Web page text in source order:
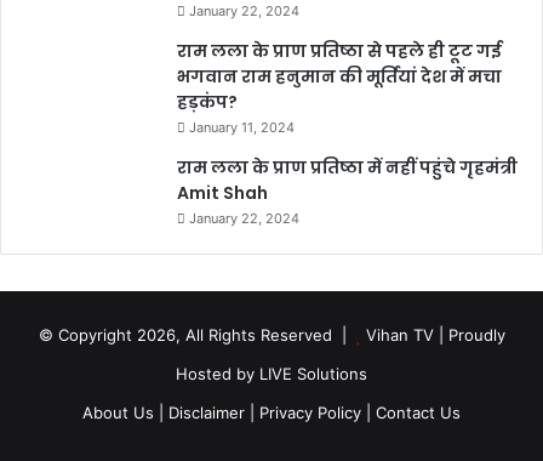
January 22, 2024
राम लला के प्राण प्रतिष्ठा से पहले ही टूट गई
भगवान राम हनुमान की मूर्तियां देश में मचा
हड़कंप?
January 11, 2024
राम लला के प्राण प्रतिष्ठा में नहीं पहुंचे गृहमंत्री
Amit Shah
January 22, 2024
© Copyright 2026, All Rights Reserved | Vihan TV| Proudly
Hosted by LIVE Solutions
About Us |
Disclaimer | Privacy Policy | Contact Us